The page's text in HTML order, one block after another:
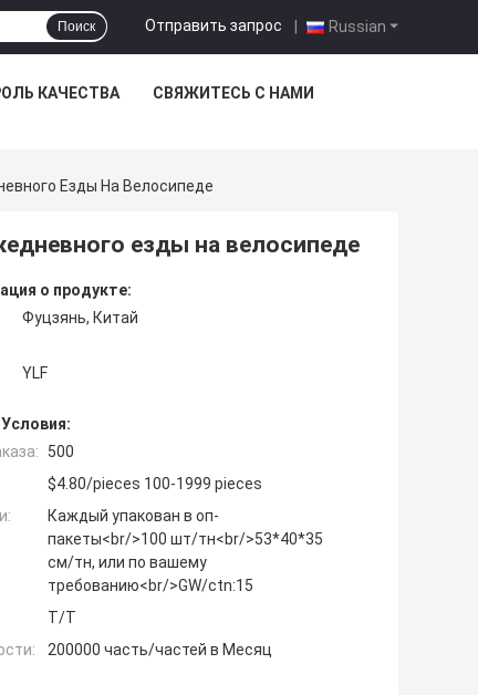
Russian
Отправить запрос |
Поиск
КАЧЕСТВА СВЯЖИТЕСЬ С НАМИ
Езды На Велосипеде
езды на велосипеде
о продукте:
Фуцзянь, Китай
YLF
500
$4.80/pieces 100-1999 pieces
Каждый упакован в оп-
пакеты<br/>100 шт/тн<br/>53*40*35
см/тн, или по вашему
требованию<br/>GW/ctn:15
T/T
200000 часть/частей в Месяц